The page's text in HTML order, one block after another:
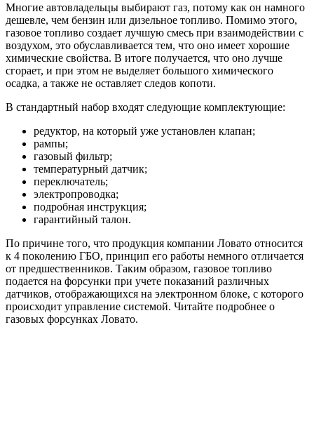
Многие автовладельцы выбирают газ, потому как он намного
дешевле, чем бензин или дизельное топливо. Помимо этого,
газовое топливо создает лучшую смесь при взаимодействии с
воздухом, это обуславливается тем, что оно имеет хорошие
химические свойства. В итоге получается, что оно лучше
сгорает, и при этом не выделяет большого химического
осадка, а также не оставляет следов копоти.
В стандартный набор входят следующие комплектующие:
редуктор, на который уже установлен клапан;
рампы;
газовый фильтр;
температурный датчик;
переключатель;
электропроводка;
подробная инструкция;
гарантийный талон.
По причине того, что продукция компании Ловато относится
к 4 поколению ГБО, принцип его работы немного отличается
от предшественников. Таким образом, газовое топливо
подается на форсунки при учете показаний различных
датчиков, отображающихся на электронном блоке, с которого
происходит управление системой. Читайте подробнее о
газовых форсунках Ловато.